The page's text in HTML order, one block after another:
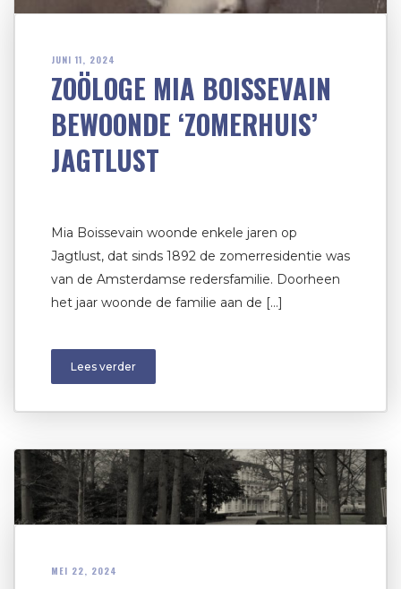
JUNI 11, 2024
ZOÖLOGE MIA BOISSEVAIN
BEWOONDE ‘ZOMERHUIS’
JAGTLUST
Mia Boissevain woonde enkele jaren op
Jagtlust, dat sinds 1892 de zomerresidentie was
van de Amsterdamse redersfamilie. Doorheen
het jaar woonde de familie aan de […]
Lees verder
MEI 22, 2024